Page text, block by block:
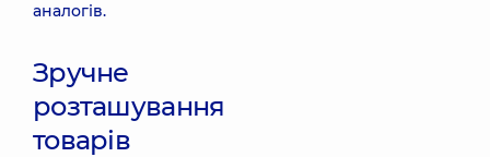
аналогів.
Зручне
розташування
товарів